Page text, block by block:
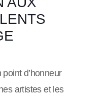
d’honneur
artistes et les